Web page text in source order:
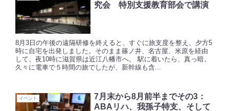
究会 特別支援教育部会で講演
8月3日の午後の遠隔研修を終えると、すぐに旅支度を整え、夕方5
時に自宅を出発しました。そのまま篠ノ井、名古屋、米原を経由
して、夜10時に滋賀県は近江八幡市へ。 駅に着いたら、真っ暗。
久々に電車で５時間の旅でしたが、新幹線も含...
イベント
7月末から8月前半までその3：
ABAリハ、我孫子特支、そして